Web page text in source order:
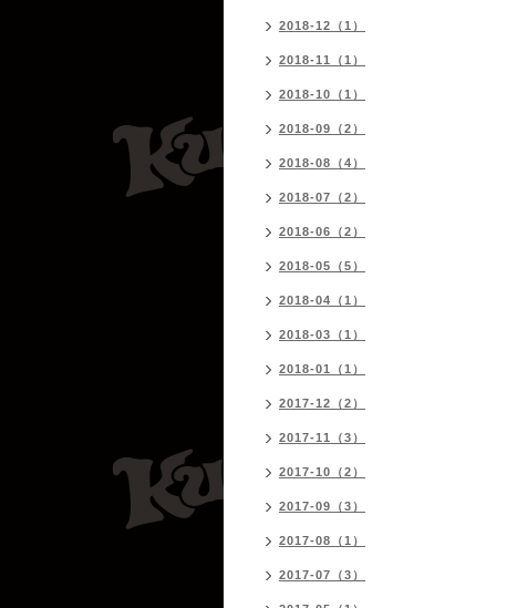
2018-12（1）
2018-11（1）
2018-10（1）
2018-09（2）
2018-08（4）
2018-07（2）
2018-06（2）
2018-05（5）
2018-04（1）
2018-03（1）
2018-01（1）
2017-12（2）
2017-11（3）
2017-10（2）
2017-09（3）
2017-08（1）
2017-07（3）